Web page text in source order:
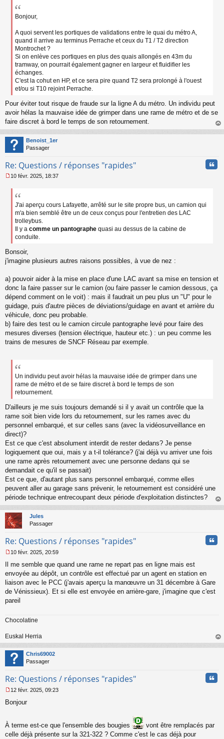
Bonjour,
A quoi servent les portiques de validations entre le quai du métro A,
quand il arrive au terminus Perrache et ceux du T1 / T2 direction
Montrochet ?
Si on enlève ces portiques en plus des quais allongés en 43m du
tramway, on pourrait également gagner en largeur et fluidifier les
échanges.
C'est la cohut en HP, et ce sera pire quand T2 sera prolongé à l'ouest
et/ou si T10 rejoint Perrache.
Pour éviter tout risque de fraude sur la ligne A du métro. Un individu peut
avoir hélas la mauvaise idée de grimper dans une rame de métro et de se
faire discret à bord le temps de son retournement.
au
Benoist_1er
Passager
Re: Questions / réponses "rapides"
e
n
u
10 févr. 2025, 18:37
J'ai aperçu cours Lafayette, arrêté sur le site propre bus, un camion qui
m'a bien semblé être un de ceux conçus pour l'entretien des LAC
trolleybus.
Il y a comme un pantographe quasi au dessus de la cabine de
conduite.
Bonsoir,
j'imagine plusieurs autres raisons possibles, à vue de nez :
a) pouvoir aider à la mise en place d'une LAC avant sa mise en tension et
donc la faire passer sur le camion (ou faire passer le camion dessous, ça
dépend comment on le voit) : mais il faudrait un peu plus un "U" pour le
guidage, puis d'autre pièces de déviations/guidage en avant et arrière du
véhicule, donc peu probable.
b) faire des test ou le camion circule pantographe levé pour faire des
mesures diverses (tension électrique, hauteur etc.) : un peu comme les
trains de mesures de SNCF Réseau par exemple.
Un individu peut avoir hélas la mauvaise idée de grimper dans une
rame de métro et de se faire discret à bord le temps de son
retournement.
D'ailleurs je me suis toujours demandé si il y avait un contrôle que la
rame soit bien vide lors du retournement, sur les rames avec du
personnel embarqué, et sur celles sans (avec la vidéosurveillance en
direct)?
Est ce que c'est absolument interdit de rester dedans? Je pense
logiquement que oui, mais y a t-il tolérance? (j'ai déjà vu arriver une fois
une rame après retournement avec une personne dedans qui se
demandait ce qu'il se passait)
Est ce que, d'autant plus sans personnel embarqué, comme elles
peuvent aller au garage sans prévenir, le retournement est considéré une
période technique entrecoupant deux période d'exploitation distinctes?
au
Jules
Passager
Re: Questions / réponses "rapides"
e
s
s
g
e
o
u
10 févr. 2025, 20:59
Il me semble que quand une rame ne repart pas en ligne mais est
envoyée au dépôt, un contrôle est effectué par un agent en station en
liaison avec le PCC (j'avais aperçu la manœuvre un 31 décembre à Gare
de Vénissieux). Et si elle est envoyée en arrière-gare, j'imagine que c'est
pareil
Chocolatine
Euskal Herria
au
Chris69002
Passager
Re: Questions / réponses "rapides"
e
a
g
12 févr. 2025, 09:23
Bonjour
À terme est-ce que l'ensemble des bougies
vont être remplacés par
celle déjà présente sur la 321-322 ? Comme c'est le cas déjà pour